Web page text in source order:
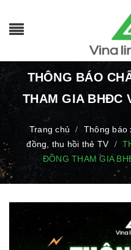
THÔNG BÁO
THAM GIA BHĐC
Trang chủ /
Thông báo
đồng, thu hồi thẻ TV
/
ĐỒNG THAM GIA